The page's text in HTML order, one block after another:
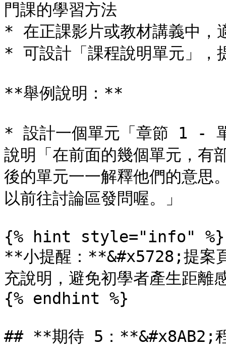
門課的學習方法
* 在正課影片或教材講義中，
* 可設計「課程說明單元」，
**舉例說明：**
* 設計一個單元「章節 1 -
說明「在前面的幾個單元，有
後的單元一一解釋他們的意思
以前往討論區發問喔。」
{% hint style="info" %}
**小提醒：**&#x5728;提案
充說明，避免初學者產生距離
{% endhint %}
## **期待 5：**&#x8AB2;